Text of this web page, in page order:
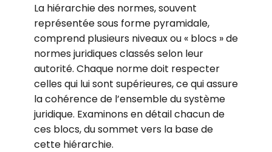
La hiérarchie des normes, souvent
représentée sous forme pyramidale,
comprend plusieurs niveaux ou « blocs » de
normes juridiques classés selon leur
autorité. Chaque norme doit respecter
celles qui lui sont supérieures, ce qui assure
la cohérence de l’ensemble du système
juridique. Examinons en détail chacun de
ces blocs, du sommet vers la base de
cette hiérarchie.